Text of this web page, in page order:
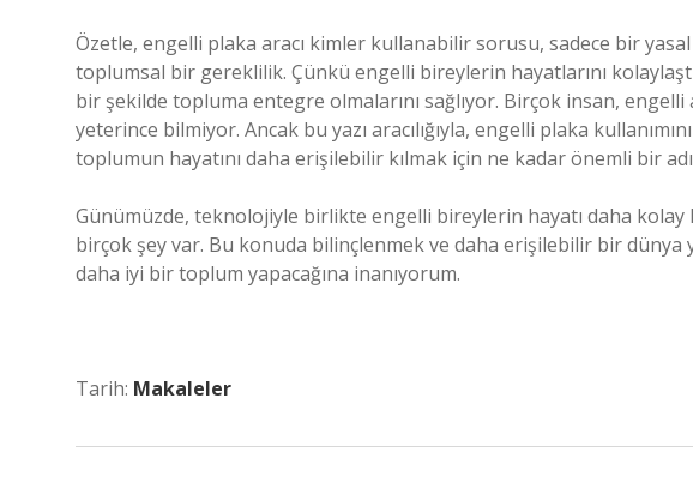
Özetle, engelli plaka aracı kimler kullanabilir sorusu, sadece bir
toplumsal bir gereklilik. Çünkü engelli bireylerin hayatlarını
bir şekilde topluma entegre olmalarını sağlıyor. Birçok insan, engelli
yeterince bilmiyor. Ancak bu yazı aracılığıyla, engelli plaka
toplumun hayatını daha erişilebilir kılmak için ne kadar önemli bir
Günümüzde, teknolojiyle birlikte engelli bireylerin hayatı daha kolay
birçok şey var. Bu konuda bilinçlenmek ve daha erişilebilir bir dünya
daha iyi bir toplum yapacağına inanıyorum.
Tarih: Makaleler